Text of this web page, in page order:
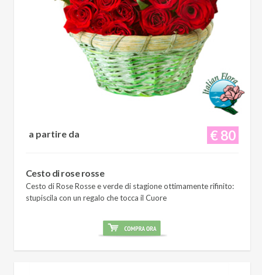
€ 80
a partire da
Cesto di rose rosse
Cesto di Rose Rosse e verde di stagione ottimamente rifinito:
stupiscila con un regalo che tocca il Cuore